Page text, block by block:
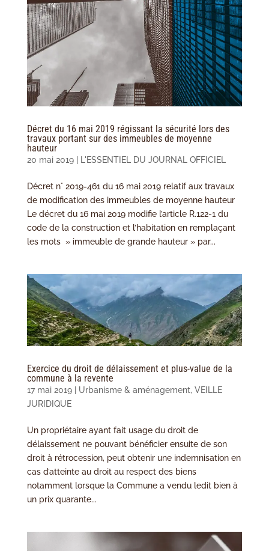
Décret du 16 mai 2019 régissant la sécurité lors des
travaux portant sur des immeubles de moyenne
hauteur
20 mai 2019| L'ESSENTIEL DU JOURNAL OFFICIEL
Décret n° 2019-461 du 16 mai 2019 relatif aux travaux
de modification des immeubles de moyenne hauteur
Le décret du 16 mai 2019 modifie l’article R.122-1 du
code de la construction et l’habitation en remplaçant
les mots » immeuble de grande hauteur » par...
Exercice du droit de délaissement et plus-value de la
commune à la revente
17 mai 2019| Urbanisme & aménagement, VEILLE
JURIDIQUE
Un propriétaire ayant fait usage du droit de
délaissement ne pouvant bénéficier ensuite de son
droit à rétrocession, peut obtenir une indemnisation en
cas d’atteinte au droit au respect des biens
notamment lorsque la Commune a vendu ledit bien à
un prix quarante...